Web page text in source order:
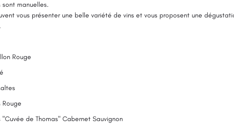
sont manuelles.
vous présenter une belle variété de vins et vous proposent une
Rouge
de Thomas" Cabernet Sauvignon